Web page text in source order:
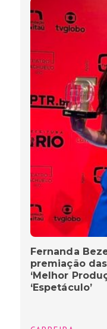
Fernanda
premiação
‘Melhor
‘Espetáculo’